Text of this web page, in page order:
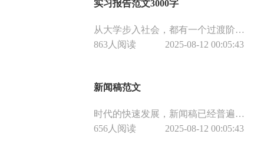
实习报告范文3000字
从大学步入社会，都有一个过渡阶段，那就是我们的实习生活，下面是小编整理的实习报告范文，希望对大家有所帮助。
863人阅读
2025-08-12 00:05:43
新闻稿范文
时代的快速发展，新闻稿已经普遍运用于我们的生活中，新闻稿是对最近发生的事实报道，那么怎样写好新闻稿呢？下面是小编整理的范文，希望对大家有所帮助。
656人阅读
2025-08-12 00:05:43